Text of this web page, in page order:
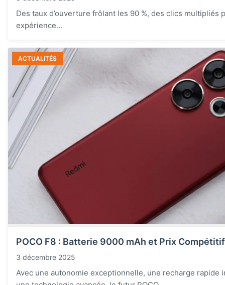
Des taux d’ouverture frôlant les 90 %, des clics multipliés
expérience...
ACTUALITÉS
POCO F8 : Batterie 9000 mAh et Prix Compétitif
3 décembre 2025
Avec une autonomie exceptionnelle, une recharge rapide